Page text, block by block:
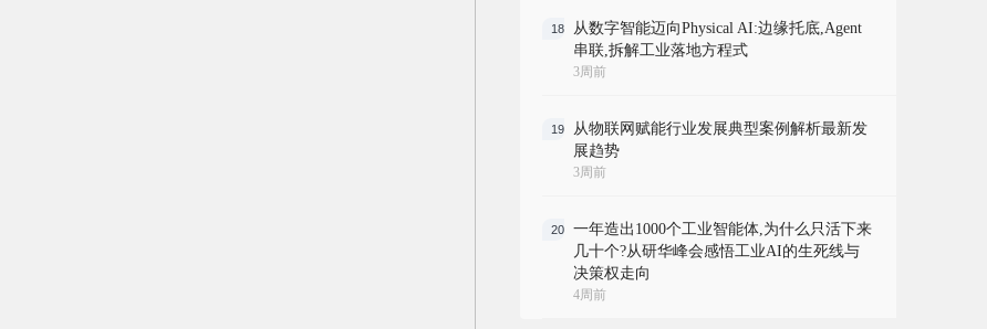
18
从数字智能迈向Physical AI:边缘托底,Agent
串联,拆解工业落地方程式
3周前
19
从物联网赋能行业发展典型案例解析最新发
展趋势
3周前
20
一年造出1000个工业智能体,为什么只活下来
几十个?从研华峰会感悟工业AI的生死线与
决策权走向
4周前